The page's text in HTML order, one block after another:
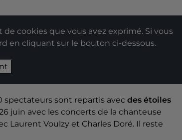
cookies que vous avez exprimé. Si vous
en cliquant sur le bouton ci-dessous.
spectateurs sont repartis avec des étoiles
juin avec les concerts de la chanteuse
Laurent Voulzy et Charles Doré. Il reste